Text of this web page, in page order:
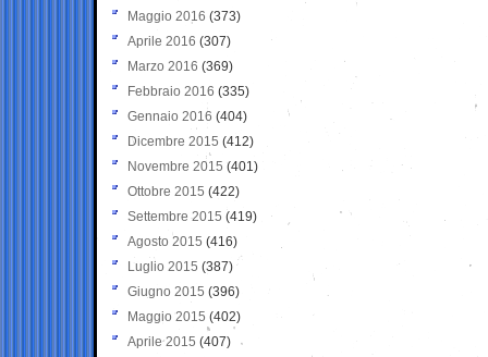
Maggio 2016 (373)
Aprile 2016 (307)
Marzo 2016 (369)
Febbraio 2016 (335)
Gennaio 2016 (404)
Dicembre 2015 (412)
Novembre 2015 (401)
Ottobre 2015 (422)
Settembre 2015 (419)
Agosto 2015 (416)
Luglio 2015 (387)
Giugno 2015 (396)
Maggio 2015 (402)
Aprile 2015 (407)